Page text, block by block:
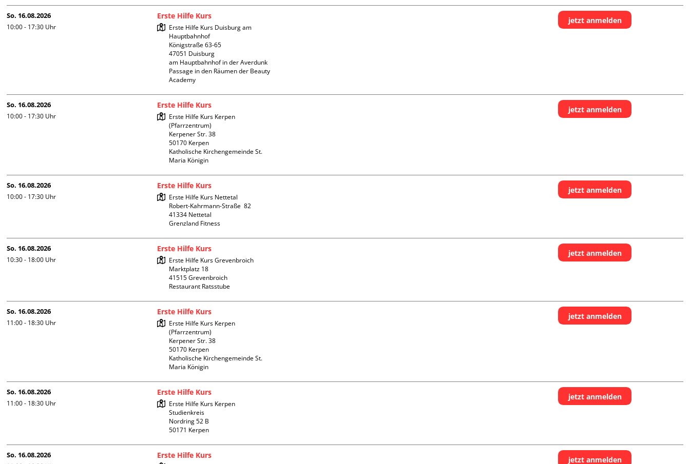
So. 16.08.2026
10:00 - 17:30 Uhr
Erste Hilfe Kurs
Erste Hilfe Kurs Duisburg am
Hauptbahnhof
Königstraße 63-65
47051 Duisburg
am Hauptbahnhof in der Averdunk
Passage in den Räumen der Beauty
Academy
jetzt anmelden
So. 16.08.2026
10:00 - 17:30 Uhr
Erste Hilfe Kurs
Erste Hilfe Kurs Kerpen
(Pfarrzentrum)
Kerpener Str. 38
50170 Kerpen
Katholische Kirchengemeinde St.
Maria Königin
jetzt anmelden
So. 16.08.2026
10:00 - 17:30 Uhr
Erste Hilfe Kurs
Erste Hilfe Kurs Nettetal
Robert-Kahrmann-Straße  82
41334 Nettetal
Grenzland Fitness
jetzt anmelden
So. 16.08.2026
10:30 - 18:00 Uhr
Erste Hilfe Kurs
Erste Hilfe Kurs Grevenbroich
Marktplatz 18
41515 Grevenbroich
Restaurant Ratsstube
jetzt anmelden
So. 16.08.2026
11:00 - 18:30 Uhr
Erste Hilfe Kurs
Erste Hilfe Kurs Kerpen
(Pfarrzentrum)
Kerpener Str. 38
50170 Kerpen
Katholische Kirchengemeinde St.
Maria Königin
jetzt anmelden
So. 16.08.2026
11:00 - 18:30 Uhr
Erste Hilfe Kurs
Erste Hilfe Kurs Kerpen
Studienkreis
Nordring 52 B
jetzt anmelden
So. 16.08.2026 Erste Hilfe Kurs jetzt anmelden